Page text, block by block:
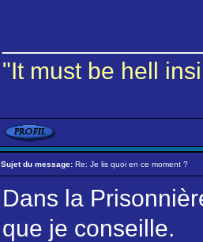
"It must be hell
Sujet du message: Re: Je lis quoi en ce moment ?
Dans la
que je conseille.